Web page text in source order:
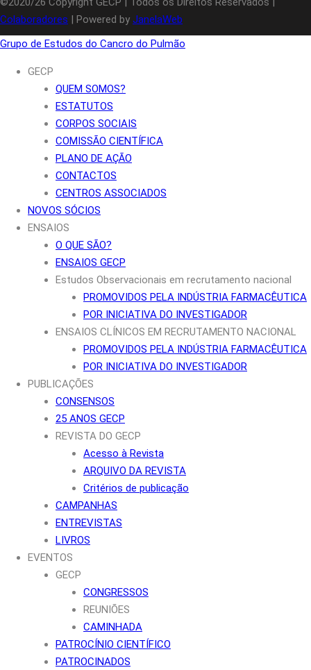
Colaboradores | Powered by JanelaWeb
Grupo de Estudos do Cancro do Pulmão
GECP
QUEM SOMOS?
ESTATUTOS
CORPOS SOCIAIS
COMISSÃO CIENTÍFICA
PLANO DE AÇÃO
CONTACTOS
CENTROS ASSOCIADOS
NOVOS SÓCIOS
ENSAIOS
O QUE SÃO?
ENSAIOS GECP
Estudos Observacionais em recrutamento nacional
PROMOVIDOS PELA INDÚSTRIA FARMACÊUTICA
POR INICIATIVA DO INVESTIGADOR
ENSAIOS CLÍNICOS EM RECRUTAMENTO NACIONAL
PROMOVIDOS PELA INDÚSTRIA FARMACÊUTICA
POR INICIATIVA DO INVESTIGADOR
PUBLICAÇÕES
CONSENSOS
25 ANOS GECP
REVISTA DO GECP
Acesso à Revista
ARQUIVO DA REVISTA
Critérios de publicação
CAMPANHAS
ENTREVISTAS
LIVROS
EVENTOS
GECP
CONGRESSOS
REUNIÕES
CAMINHADA
PATROCÍNIO CIENTÍFICO
PATROCINADOS